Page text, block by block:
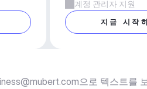
계정 관리자 지원
지금 시작
으로 텍스트를